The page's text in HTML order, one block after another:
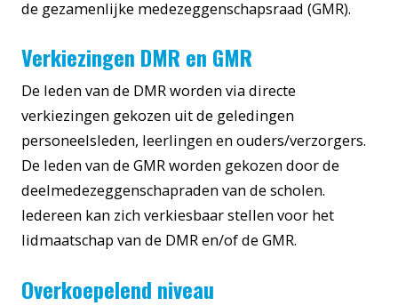
de gezamenlijke medezeggenschapsraad (GMR).
Verkiezingen DMR en GMR
De leden van de DMR worden via directe
verkiezingen gekozen uit de geledingen
personeelsleden, leerlingen en ouders/verzorgers.
De leden van de GMR worden gekozen door de
deelmedezeggenschapraden van de scholen.
Iedereen kan zich verkiesbaar stellen voor het
lidmaatschap van de DMR en/of de GMR.
Overkoepelend niveau